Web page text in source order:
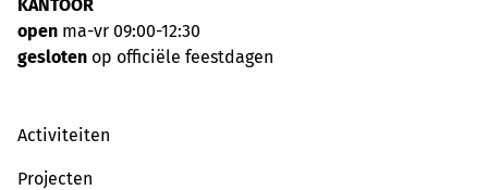
KANTOOR
open ma-vr 09:00-12:30
gesloten op officiële feestdagen
Activiteiten
Projecten